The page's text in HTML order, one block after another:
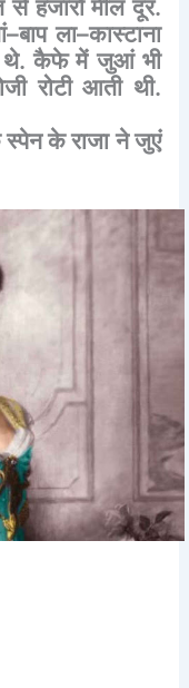
से हजारों मील दूर.
–बाप ला–कास्टाना
थे.कैफे में जुआं भी
रोटी आती थी.
स्पेन के राजा ने जुएं